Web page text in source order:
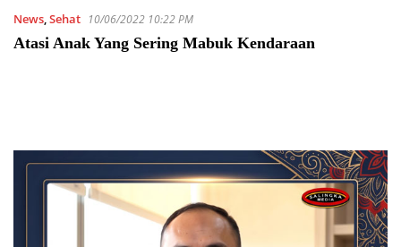
News,Sehat 10/06/2022 10:22 PM
Atasi Anak Yang Sering Mabuk Kendaraan